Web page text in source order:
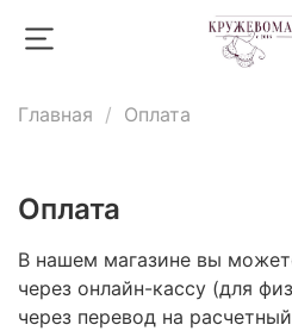
Главная Оплата
Оплата
В нашем магазине вы
через онлайн-кассу (для
через перевод на